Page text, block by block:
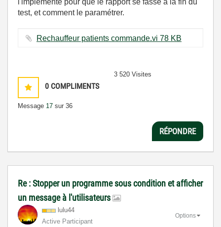
l'implémenté pour que le rapport se fasse à la fin du
test, et comment le paramétrer.
Rechauffeur patients commande.vi ‏78 KB
0 COMPLIMENTS
Message 17 sur 36
3 520 Visites
RÉPONDRE
Re : Stopper un programme sous condition et afficher
un message à l'utilisateurs
lulu44
Active Participant
Options